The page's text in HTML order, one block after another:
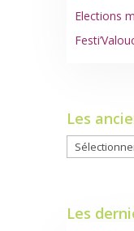
Elections
Les
Les
anciens
Les